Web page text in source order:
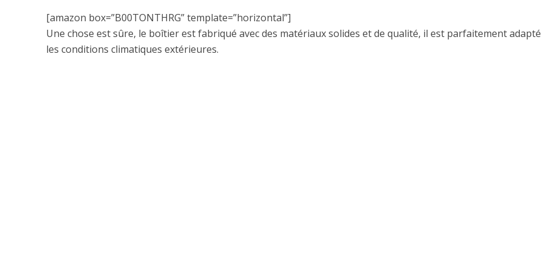
[amazon box=”B00TONTHRG” template=”horizontal”]
Une chose est sûre, le boîtier est fabriqué avec des matériaux solides et de qualité, il est parfaitement
les conditions climatiques extérieures.